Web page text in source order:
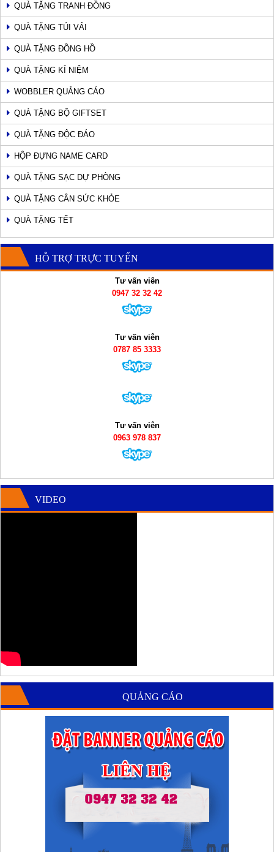
QUÀ TẶNG TRANH ĐỒNG
QUÀ TẶNG TÚI VẢI
QUÀ TẶNG ĐỒNG HỒ
QUÀ TẶNG KỈ NIỆM
WOBBLER QUẢNG CÁO
QUÀ TẶNG BỘ GIFTSET
QUÀ TẶNG ĐỘC ĐÁO
HỘP ĐỰNG NAME CARD
QUÀ TẶNG SẠC DỰ PHÒNG
QUÀ TẶNG CÂN SỨC KHỎE
QUÀ TẶNG TẾT
HỖ TRỢ TRỰC TUYẾN
Tư vấn viên
0947 32 32 42
Tư vấn viên
0787 85 3333
Tư vấn viên
0963 978 837
VIDEO
QUẢNG CÁO